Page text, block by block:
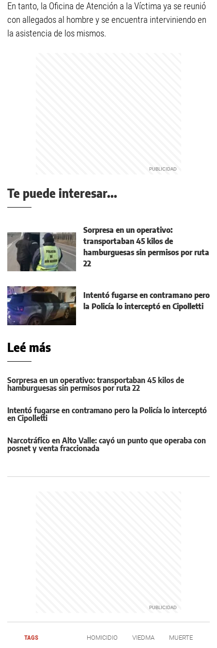
En tanto, la Oficina de Atención a la Víctima ya se reunió
con allegados al hombre y se encuentra interviniendo en
la asistencia de los mismos.
Te puede interesar...
Sorpresa en un operativo:
transportaban 45 kilos de
hamburguesas sin permisos por ruta
22
Intentó fugarse en contramano pero
la Policía lo interceptó en Cipolletti
Leé más
Sorpresa en un operativo: transportaban 45 kilos de
hamburguesas sin permisos por ruta 22
Intentó fugarse en contramano pero la Policía lo interceptó
en Cipolletti
Narcotráfico en Alto Valle: cayó un punto que operaba con
posnet y venta fraccionada
TAGS HOMICIDIO VIEDMA MUERTE